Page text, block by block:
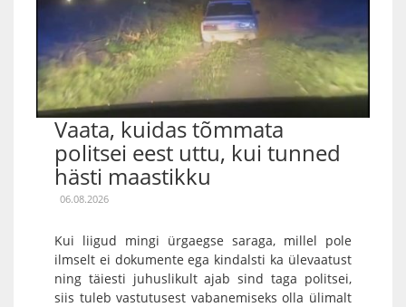
Vaata, kuidas tõmmata
politsei eest uttu, kui tunned
hästi maastikku
06.08.2026
Kui liigud mingi ürgaegse saraga, millel pole
ilmselt ei dokumente ega kindalsti ka ülevaatust
ning täiesti juhuslikult ajab sind taga politsei,
siis tuleb vastutusest vabanemiseks olla ülimalt